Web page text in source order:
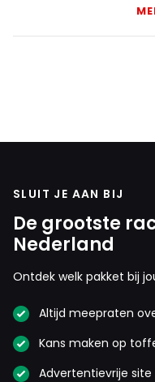
SLUIT JE AAN BIJ
De grootste
Nederland
Ontdek welk pakket bij
Altijd meepraten
Kans maken op
Advertentievrije